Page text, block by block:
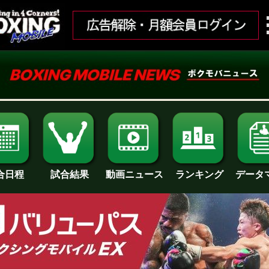
日程 試合結果 動画ニュース ランキング データ